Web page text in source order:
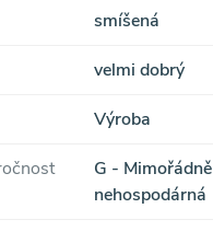
smíšená
velmi dobrý
Výroba
G - Mimořádně
nehospodárná